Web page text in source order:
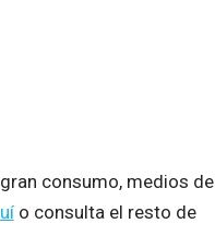
consumo, medios de
o consulta el resto de